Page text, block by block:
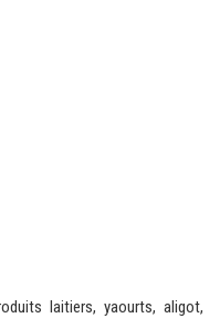
laitiers, yaourts, aligot,